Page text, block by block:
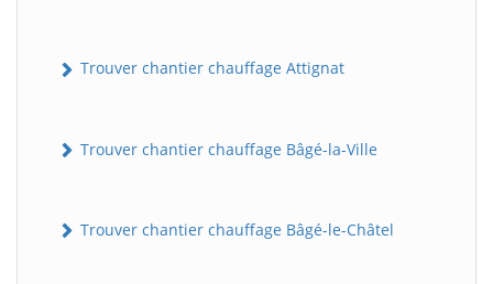
Trouver chantier chauffage Attignat
Trouver chantier chauffage Bâgé-la-Ville
Trouver chantier chauffage Bâgé-le-Châtel